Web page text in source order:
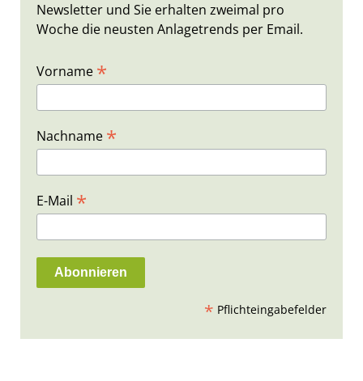
Newsletter und Sie erhalten zweimal pro
Woche die neusten Anlagetrends per Email.
Vorname *
Nachname *
E-Mail *
* Pflichteingabefelder